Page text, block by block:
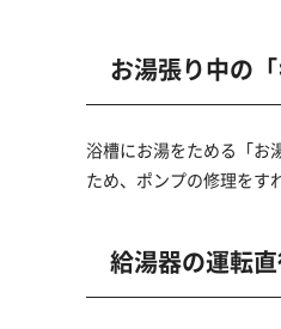
お湯張り中の「
浴槽にお湯をためる「お
ため、ポンプの修理をす
給湯器の運転